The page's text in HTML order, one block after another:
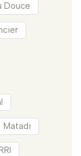
Douce
Matadi